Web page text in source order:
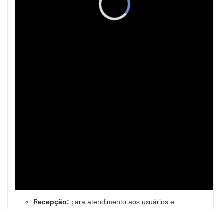
Recepção: para atendimento aos usuários e